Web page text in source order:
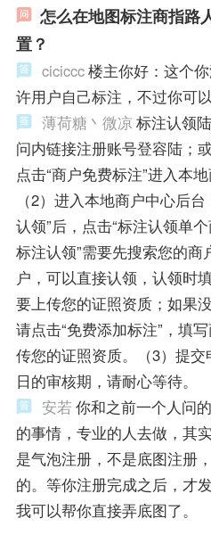
怎么在地图标注商指路
置？
ciciccc楼主你好：这个
许用户自己标注，不过你可以
薄荷糖丶微凉 标注认领
问内链接注册账号登容陆；
点击“商户免费标注”进入本
（2）进入本地商户中心后
认领”后，点击“标注认领单
标注认领”需要先搜索您的商
户，可以直接认领，认领时
要上传您的证照资质；如果
请点击“免费添加标注”，填
传您的证照资质。（3）提
日的审核期，请耐心等待。
安若 你和之前一个人问
的事情，专业的人去做，其
是气泡注册，不是底图注册
的。等你注册完成之后，才
我可以帮你直接弄底图了。